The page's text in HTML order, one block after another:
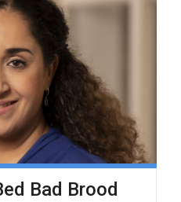
Bad Brood